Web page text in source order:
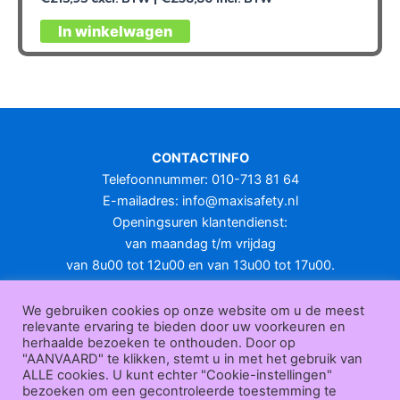
In winkelwagen
Dit
product
variaties.
optie
gekozen
worden
op
productpagina
CONTACTINFO
Telefoonnummer: 010-713 81 64
E-mailadres: info@maxisafety.nl
Openingsuren klantendienst:
van maandag t/m vrijdag
van 8u00 tot 12u00 en van 13u00 tot 17u00.
KLANTENSERVICE
Over
ons|Bedrijfsgegevens| F.A.Q.|Bestelprocedure | Betaling
ending | Retourneren|Herroepingsrecht|Herroepingsfunctie
ederverkoop|Bedrukken|Contact
We gebruiken cookies op onze website om u de meest
relevante ervaring te bieden door uw voorkeuren en
herhaalde bezoeken te onthouden. Door op
"AANVAARD" te klikken, stemt u in met het gebruik van
ALLE cookies. U kunt echter "Cookie-instellingen"
bezoeken om een gecontroleerde toestemming te